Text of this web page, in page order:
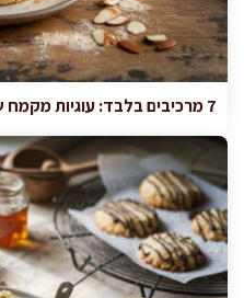
7 מרכיבים בלבד: עוגיות מקמח שקדים משגעות ובריאות